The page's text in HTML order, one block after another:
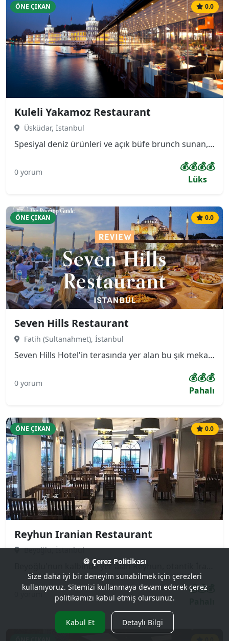
0.0
ÖNE ÇIKAN
Kuleli Yakamoz Restaurant
Üsküdar, İstanbul
Spesiyal deniz ürünleri ve açık büfe brunch sunan, terası ve Boğaz manzarası olan sessiz, ferah mekan. Asırlık çınar ağaçlarının altında boğazın manzarasını panaromik çevreleyen, bir yanı Kuleli Askeri Lisesi diğer yanı Boğaz Köprüsünü gören çok özel konuma sahip restaurantımız kendini özel hissetmek isteyenler için ayrıcalıklı bir mekan.
0 yorum 💰💰💰💰
Lüks
0.0
ÖNE ÇIKAN
Seven Hills Restaurant
Fatih (Sultanahmet), İstanbul
Seven Hills Hotel'in terasında yer alan bu şık mekan, misafirlerine Ayasofya, Sultanahmet Camii ve Topkapı Sarayı'nın yanı sıra İstanbul Boğazı'na hakim 360 derecelik panoramik bir manzara sunmaktadır. Menüsü, özellikle taze ve zengin deniz ürünleri ile Türk mutfağının seçkin lezzetlerine odaklanmıştır.
0 yorum 💰💰💰
Pahalı
0.0
ÖNE ÇIKAN
Reyhun Iranian Restaurant
Beyoğlu, İstanbul
💰💰💰
🍪 Çerez Politikası
Size daha iyi bir deneyim sunabilmek için çerezleri
kullanıyoruz. Sitemizi kullanmaya devam ederek çerez
politikamızı kabul etmiş olursunuz.
Kabul Et Detaylı Bilgi